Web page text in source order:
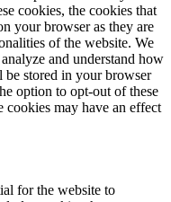
cookies, the cookies that
your browser as they are
of the website. We
and understand how
be stored in your browser
option to opt-out of these
cookies may have an effect
for the website to